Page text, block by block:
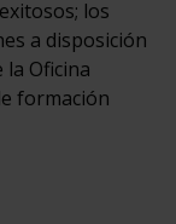
los
a disposición
la Oficina
formación